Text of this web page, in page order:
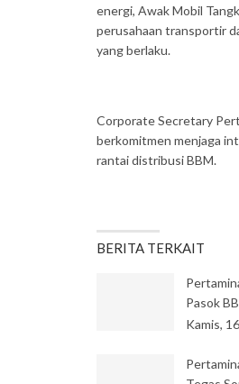
energi, Awak Mobil
perusahaan transportir
yang berlaku.
Corporate Secretary
berkomitmen menjaga
rantai distribusi BBM.
BERITA TERKAIT
Pasok
Kamis,